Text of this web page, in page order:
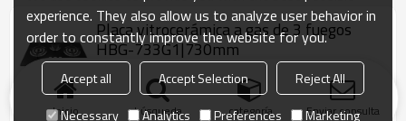
Placa vitrocerámica a gas de 3 fuegos
HBG-733G1|730mm
Le ofrece la flexibilidad que necesita para hacer
todos sus platos favoritos más rápido con un alto
nivel de seguridad.
Inicio búsqueda categoría Enviar consulta
experience. They also allow us to analyze user behavior in
order to constantly improve the website for you.
Accept all Accept Selection
Reject All
Necessary
Analytics Preferences Marketing